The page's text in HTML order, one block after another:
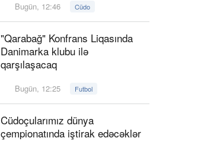
Bugün, 12:46 Cüdo
"Qarabağ" Konfrans Liqasında
Danimarka klubu ilə
qarşılaşacaq
Bugün, 12:25 Futbol
Cüdoçularımız dünya
çempionatında iştirak edəcəklər